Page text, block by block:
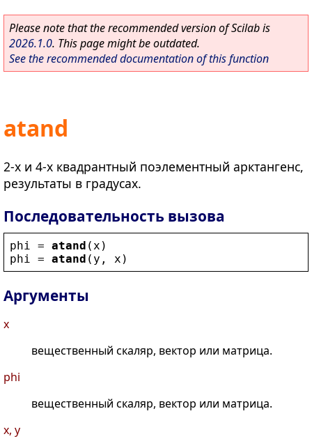
Please note that the recommended version of Scilab is
2026.1.0. This page might be outdated.
See the recommended documentation of this function
atand
2-х и 4-х квадрантный поэлементный арктангенс,
результаты в градусах.
Последовательность вызова
phi = atand ( x )
phi
= atand ( y , x )
Аргументы
x
вещественный скаляр, вектор или матрица.
phi
вещественный скаляр, вектор или матрица.
x, y